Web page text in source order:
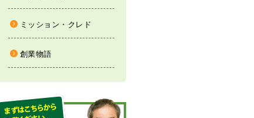
ミッション・クレド
創業物語